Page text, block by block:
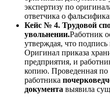
экспертизу по
ответчика о
Кейс № 4. Трудовой
увольнении.Работник
утверждая, что
Оригинал приказа
предприятия, и
копию. Проведенная по
работника
документа выявила